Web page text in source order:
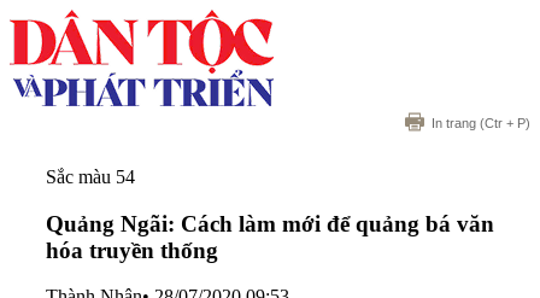
In trang (Ctr + P)
Sắc màu 54
Quảng Ngãi: Cách làm mới để quảng bá văn
hóa truyền thống